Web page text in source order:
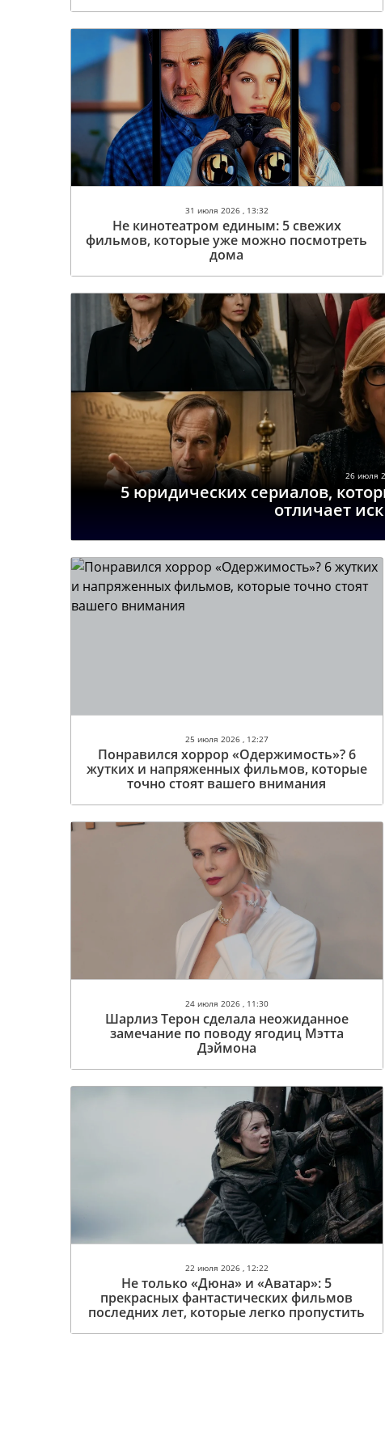
31 июля 2026 , 13:32
Не кинотеатром единым: 5 свежих
фильмов, которые уже можно посмотреть
дома
26 июля
5 юридических сериалов,
отличает
25 июля 2026 , 12:27
Понравился хоррор «Одержимость»? 6
жутких и напряженных фильмов, которые
точно стоят вашего внимания
24 июля 2026 , 11:30
Шарлиз Терон сделала неожиданное
замечание по поводу ягодиц Мэтта
Дэймона
22 июля 2026 , 12:22
Не только «Дюна» и «Аватар»: 5
прекрасных фантастических фильмов
последних лет, которые легко пропустить